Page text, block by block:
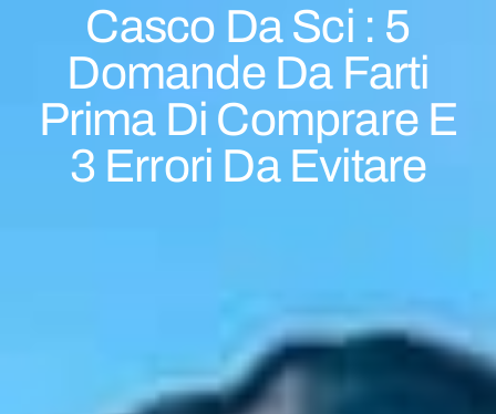
Casco Da Sci : 5
Domande Da Farti
Prima Di Comprare E
3 Errori Da Evitare